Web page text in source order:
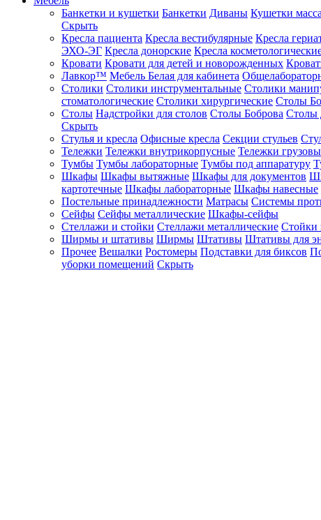
Банкетки и кушетки Банкетки Диваны Кушетки
Скрыть
Кресла пациента Кресла вестибулярные Кресла
ЭХО-ЭГ Кресла донорские Кресла
Кровати Кровати для детей и новорожденных
Лавкор™ Мебель Белая для кабинета
Столики Столики инструментальные Столики
стоматологические Столики хирургические Столы
Столы Надстройки для столов Столы Боброва Столы
Скрыть
Стулья и кресла Офисные кресла Секции стульев
Тележки Тележки внутрикорпусные Тележки
Тумбы Тумбы лабораторные Тумбы под аппаратуру
Шкафы Шкафы вытяжные Шкафы для документов
картотечные Шкафы лабораторные Шкафы навесные
Постельные принадлежности Матрасы Системы
Сейфы Сейфы металлические Шкафы-сейфы
Стеллажи и стойки Стеллажи металлические Стойки
Ширмы и штативы Ширмы Штативы Штативы для
Прочее Вешалки Ростомеры Подставки для биксов
уборки помещений Скрыть